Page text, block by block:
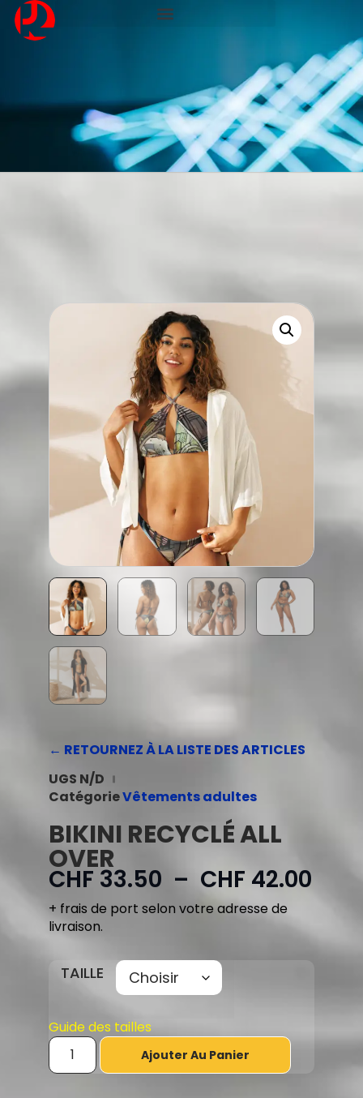
← RETOURNEZ À LA LISTE DES ARTICLES
UGS N/D
CatégorieVêtements adultes
BIKINI RECYCLÉ ALL
OVER
CHF 33.50 – CHF 42.00
+ frais de port selon votre adresse de
livraison.
TAILLE
Guide des tailles
Ajouter Au Panier